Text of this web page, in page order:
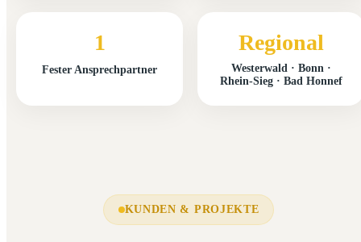
1
Fester Ansprechpartner
Regional
Westerwald · Bonn ·
Rhein-Sieg · Bad Honnef
KUNDEN & PROJEKTE